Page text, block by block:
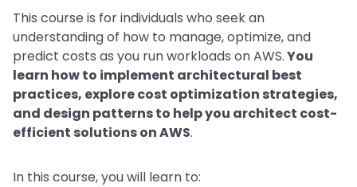
This course is for individuals who seek an
understanding of how to manage, optimize, and
predict costs as you run workloads on AWS.You
learn how to implement architectural best
practices, explore cost optimization strategies,
and design patterns to help you architect cost-
efficient solutions on AWS.
In this course, you will learn to: